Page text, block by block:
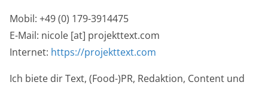
Mobil: +49 (0) 179-3914475
E-Mail: nicole [at] projekttext.com
Internet: https://projekttext.com
Ich biete dir Text, (Food-)PR, Redaktion, Content und